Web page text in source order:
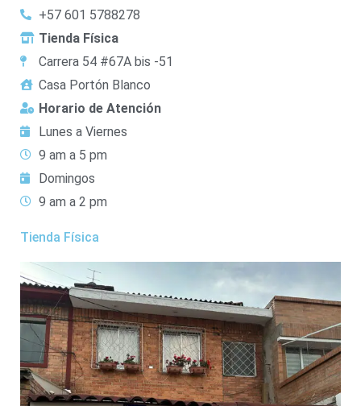
+57 601 5788278
Tienda Física
Carrera 54 #67A bis -51
Casa Portón Blanco
Horario de Atención
Lunes a Viernes
9 am a 5 pm
Domingos
9 am a 2 pm
Tienda Física